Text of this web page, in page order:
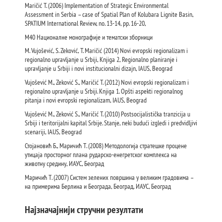
Maričić T. (2006) Implementation of Strategic Environmental
Assessment in Serbia – case of Spatial Plan of Kolubara Lignite Basin,
SPATIUM International Review, no. 13-14, pp. 16-20,
M40 Националне монографије и тематски зборници
M. Vujošević, S. Zeković, T. Maričić (2014) Novi evropski regionalizam i
regionalno upravljanje u Srbiji, Knjiga 2, Regionalno planiranje i
upravljanje u Srbiji i novi institucionalni dizajn, IAUS, Beograd
Vujošević M., Zeković S., Maričić T. (2012) Novi evropski regionalizam i
regionalno upravljanje u Srbiji. Knjiga 1. Opšti aspekti regionalnog
pitanja i novi evropski regionalizam, IAUS, Beograd
Vujošević M., Zeković S., Maričić T. (2010) Postsocijalistička tranzicija u
Srbiji i teritorijalni kapital Srbije. Stanje, neki budući izgledi i predvidljivi
scenariji, IAUS, Beograd
Стојановић Б., Маричић Т. (2008) Методологија стратешке процене
утицаја просторног плана рударско-енегретског комплекса на
животну средину, ИАУС, Београд
Маричић Т. (2007) Систем зелених површина у великим градовима –
на примерима Берлина и Београда, Београд, ИАУС, Београд
Најзначајнији стручни резултати